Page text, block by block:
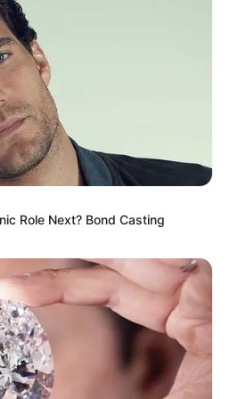
ainda desperta dúvidas
votação
Hugo Motta
afirmou que a
mudanças trabalhistas desde
por mudanças.
no Brasil
...
mais bonitas do mundo
título que arrecadou R$ 86 milhões.
de brasileiros conhecem está
Role Next? Bond Casting